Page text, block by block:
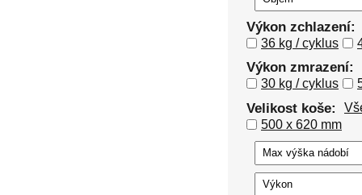
Výkon zchlazení:
36 kg / cyklus
Výkon zmrazení:
30 kg / cyklus
Velikost koše:
500 x 620 mm